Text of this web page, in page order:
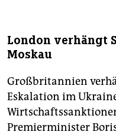
London verhängt
Moskau
Großbritannien
Eskalation im
Premierminister